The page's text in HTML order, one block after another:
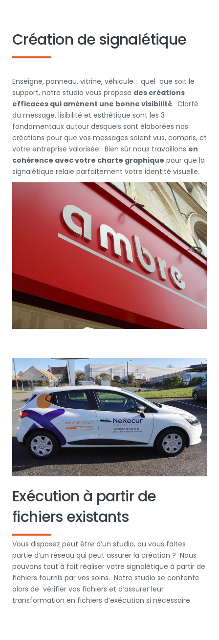
Création de signalétique
Enseigne, panneau, vitrine, véhicule : quel que soit le
support, notre studio vous propose des créations
efficaces qui amènent une bonne visibilité. Clarté
du message, lisibilité et esthétique sont les 3
fondamentaux autour desquels sont élaborées nos
créations pour que vos messages soient vus, compris, et
votre entreprise valorisée. Bien sûr nous travaillons en
cohérence avec votre charte graphique pour que la
signalétique relaie parfaitement votre identité visuelle.
Exécution à partir de
fichiers existants
Vous disposez peut être d’un studio, ou vous faites
partie d’un réseau qui peut assurer la création ? Nous
pouvons tout à fait réaliser votre signalétique à partir de
fichiers fournis par vos soins. Notre studio se contente
alors de vérifier vos fichiers et d’assurer leur
transformation en fichiers d’exécution si nécessaire.